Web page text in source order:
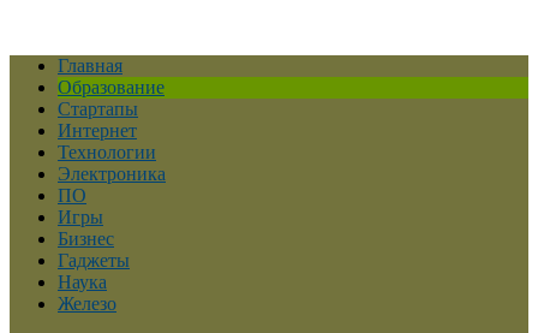
Главная
Образование
Стартапы
Интернет
Технологии
Электроника
ПО
Игры
Бизнес
Гаджеты
Наука
Железо